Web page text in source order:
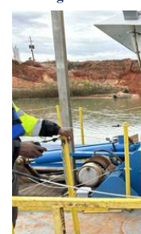
Profundizando:
del dragado